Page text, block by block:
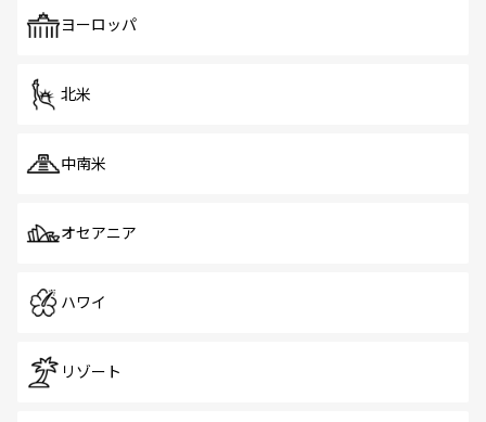
で、ホーカーズは地元の風情を楽しめる外せないスポット
ヨーロッパ
北米
中南米
オセアニア
ハワイ
リゾート